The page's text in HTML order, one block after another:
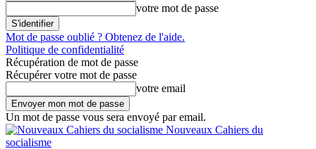
votre mot de passe
Mot de passe oublié ? Obtenez de l'aide.
Politique de confidentialité
Récupération de mot de passe
Récupérer votre mot de passe
votre email
Un mot de passe vous sera envoyé par email.
Nouveaux Cahiers du
socialisme